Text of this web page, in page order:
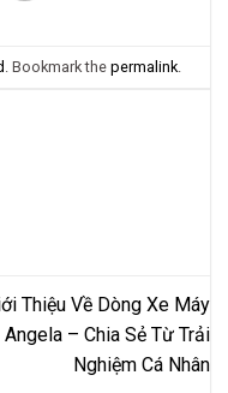
. Bookmark thepermalink
Thiệu Về Dòng Xe Máy
Angela – Chia Sẻ Từ Trải
Nghiệm Cá Nhân